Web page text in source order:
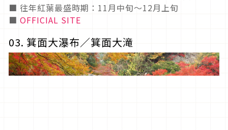
■ 往年紅葉最盛時期：11月中旬～12月上旬
■ OFFICIAL SITE
03. 箕面大瀑布／箕面大滝